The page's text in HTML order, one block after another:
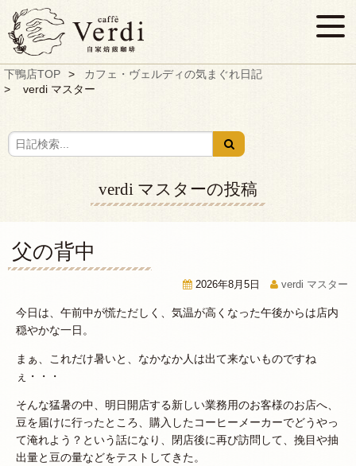
下鴨店TOP
カフェ・ヴェルディの気まぐれ日記
verdi マスター
verdi マスターの投稿
父の背中
2026年8月5日 verdi マスター
今日は、午前中が慌ただしく、気温が高くなった午後からは店内
穏やかな一日。
まぁ、これだけ暑いと、なかなか人は出て来ないものですね
ぇ・・・
そんな猛暑の中、明日開店する新しい業務用のお客様のお店へ、
豆を届けに行ったところ、購入したコーヒーメーカーでどうやっ
て淹れよう？という話になり、閉店後に再び訪問して、挽目や抽
出量と豆の量などをテストしてきた。